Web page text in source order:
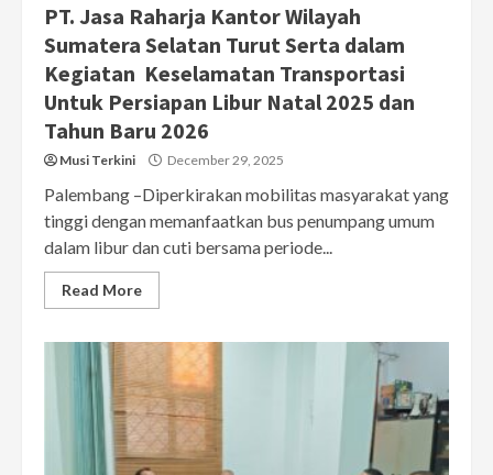
PT. Jasa Raharja Kantor Wilayah
Sumatera Selatan Turut Serta dalam
Kegiatan Keselamatan Transportasi
Untuk Persiapan Libur Natal 2025 dan
Tahun Baru 2026
Musi Terkini December 29, 2025
Palembang –Diperkirakan mobilitas masyarakat yang
tinggi dengan memanfaatkan bus penumpang umum
dalam libur dan cuti bersama periode...
Read More